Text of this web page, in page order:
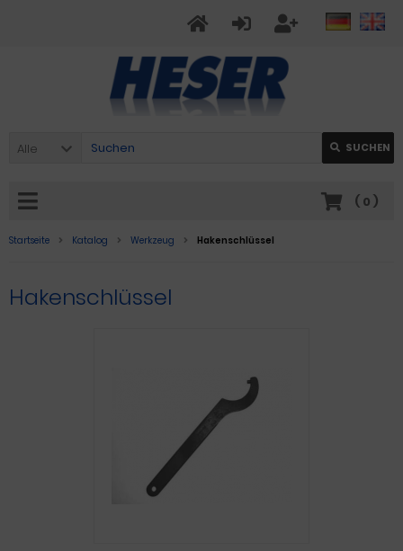
Alle SUCHEN
( 0 )
Startseite Katalog Werkzeug Hakenschlüssel
Hakenschlüssel